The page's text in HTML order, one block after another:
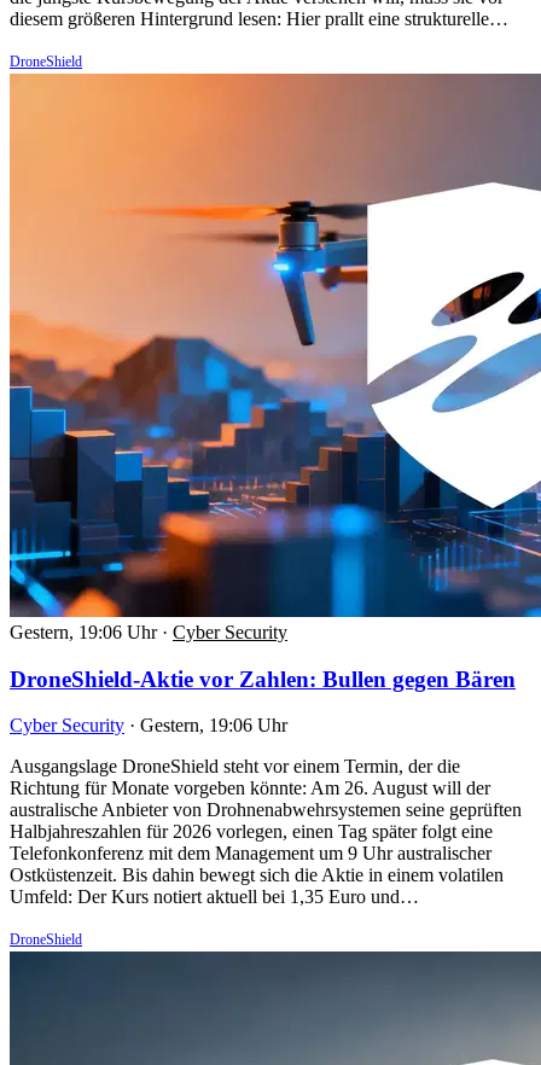
diesem größeren Hintergrund lesen: Hier prallt eine strukturelle…
DroneShield
Gestern, 19:06 Uhr · Cyber Security
DroneShield-Aktie vor Zahlen: Bullen gegen Bären
Cyber Security · Gestern, 19:06 Uhr
Ausgangslage DroneShield steht vor einem Termin, der die
Richtung für Monate vorgeben könnte: Am 26. August will der
australische Anbieter von Drohnenabwehrsystemen seine geprüften
Halbjahreszahlen für 2026 vorlegen, einen Tag später folgt eine
Telefonkonferenz mit dem Management um 9 Uhr australischer
Ostküstenzeit. Bis dahin bewegt sich die Aktie in einem volatilen
Umfeld: Der Kurs notiert aktuell bei 1,35 Euro und…
DroneShield